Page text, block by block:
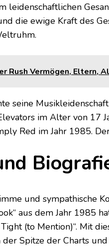
leidenschaftlichen
die ewige Kraft des
Rush Vermögen, Eltern,
seine
im Alter von 17
Red im Jahr 1985.
und sympathische
aus dem Jahr 1985
Tight (to Mention)“. Mit
der Spitze der Charts